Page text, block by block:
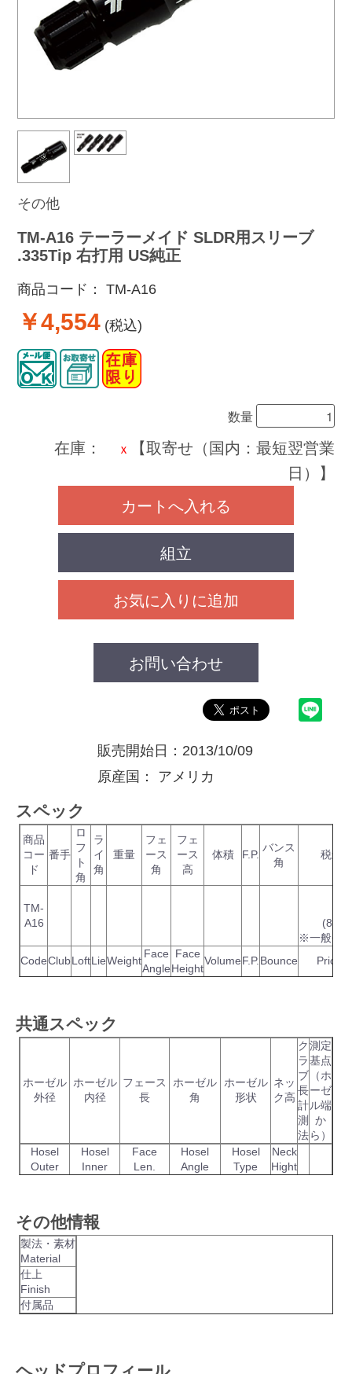
その他
TM-A16 テーラーメイド SLDR用スリーブ
.335Tip 右打用 US純正
商品コード：TM-A16
￥4,554 (税込)
数量
在庫： ｘ
【取寄せ（国内：最短翌営業
日）】
カートへ入れる
組立
お気に入りに追加
お問い合わせ
販売開始日：2013/10/09
原産国： アメリカ
スペック
商品
コー
ド
番手
ロ
フ
ト
角
ラ
イ
角
重量
フェ
ース
角
フェ
ース
高
体積 F.P.
バンス
角
税込
TM-
A16
(82
※一般会
CodeClubLoftLieWeight
Face
Angle
Face
Height
VolumeF.P.Bounce
共通スペック
ホーゼル
外径
ホーゼル
内径
フェース
長
ホーゼル
角
ホーゼル
形状
ネッ
ク高
ク
ラ
ブ
長
計
測
法
測定
基点
（ホ
ーゼ
ル端
か
ら）
Hosel
Outer
Hosel
Inner
Face
Len.
Hosel
Angle
Hosel
Type
Neck
Hight
その他情報
製法・素材
Material
仕上
Finish
付属品